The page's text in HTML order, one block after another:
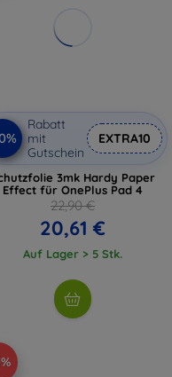
Rabatt
mit
Gutschein
EXTRA10
3mk Hardy Paper
Effect für OnePlus Pad 4
22,90 €
20,61 €
Auf Lager > 5 Stk.